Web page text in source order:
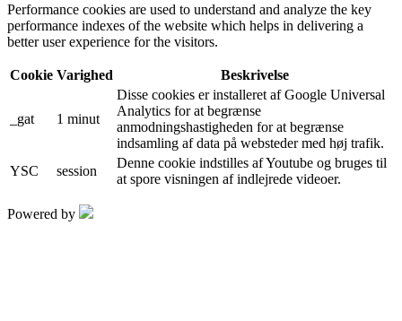
Performance cookies are used to understand and analyze the key
performance indexes of the website which helps in delivering a
better user experience for the visitors.
Cookie Varighed Beskrivelse
_gat 1 minut
Disse cookies er installeret af Google Universal
Analytics for at begrænse
anmodningshastigheden for at begrænse
indsamling af data på websteder med høj trafik.
YSC
session
Denne cookie indstilles af Youtube og bruges til
at spore visningen af ​​indlejrede videoer.
Powered by